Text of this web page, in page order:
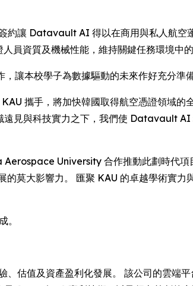
讓 Datavault AI 得以在商用與私人航空
員資質及機械性能，維持關鍵任務環境中的
本校學子為數據驅動的未來作好充分準
攜手，將加快韓國取得航空憑證領域
見與科技實力之下，我們使 Datavault
University 合作推動此劃時代項
的莫大影響力。 匯聚 KAU 的卓越學術實
。
、估值及資產盈利化發展。 該公司的雲端